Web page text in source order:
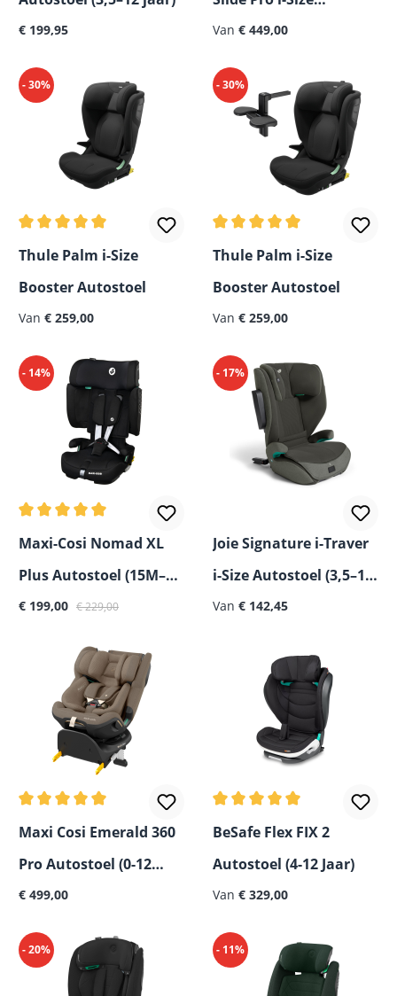
Normale prijs:
€ 199,95
Autostoel (3M-12J)
Van € 449,00
- 30%
Gemiddelde waardering van 5 van 5 sterren
Thule Palm i-Size
Booster Autostoel
Van € 259,00
- 30%
Gemiddelde waardering
Thule Palm i-Size
Booster Autostoel
Van € 259,00
- 14%
Gemiddelde waardering van 5 van 5 sterren
Maxi-Cosi Nomad XL
Plus Autostoel (15M–
12J)
Verkoopprijs:
€ 199,00 Normale prijs:
€ 229,00
- 17%
Joie Signature i-Traver
i-Size Autostoel (3,5–12
Jaar)
Normale prijs:
Van € 142,45
Gemiddelde waardering van 5 van 5 sterren
Maxi Cosi Emerald 360
Pro Autostoel (0-12
Jaar)
Normale prijs:
€ 499,00
Gemiddelde waardering
BeSafe Flex FIX 2
Autostoel (4-12 Jaar)
Van € 329,00
- 20% - 11%